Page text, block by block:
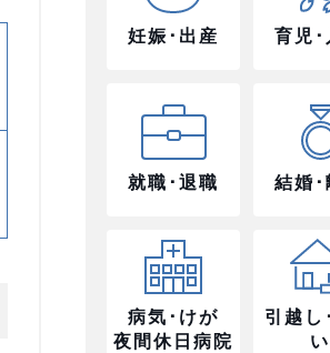
妊娠･出産 育児･
就職･退職 結婚･
病気･けが
夜間休日病院
引越し
い